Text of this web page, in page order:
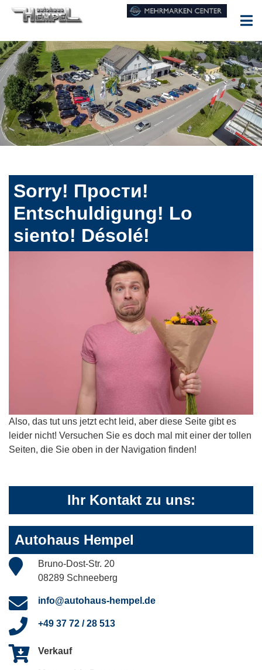
Sorry! Прости!
Entschuldigung! Lo
siento! Désolé!
Also, das tut uns jetzt echt leid, aber diese Seite gibt es
leider nicht! Versuchen Sie es doch mal mit einer der tollen
Seiten, die Sie oben in der Navigation finden!
Ihr Kontakt zu uns:
Autohaus Hempel
Bruno-Dost-Str. 20
08289 Schneeberg
info@autohaus-hempel.de
+49 37 72 / 28 513
Verkauf